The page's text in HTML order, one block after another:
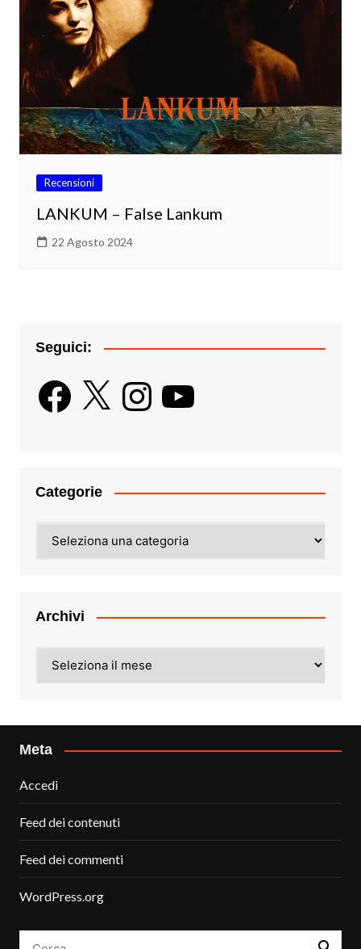
Recensioni
LANKUM – False Lankum
22 Agosto 2024
Seguici:
Facebook
X InstagramYouTube
Categorie
Archivi
Meta
Accedi
Feed dei contenuti
Feed dei commenti
WordPress.org